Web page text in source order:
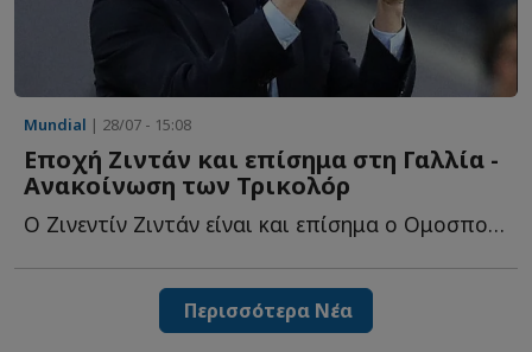
Mundial | 28/07 - 15:08
Εποχή Ζιντάν και επίσημα στη Γαλλία -
Ανακοίνωση των Τρικολόρ
Ο Ζινεντίν Ζιντάν είναι και επίσημα ο Ομοσπονδιακός π...
Περισσότερα Νέα